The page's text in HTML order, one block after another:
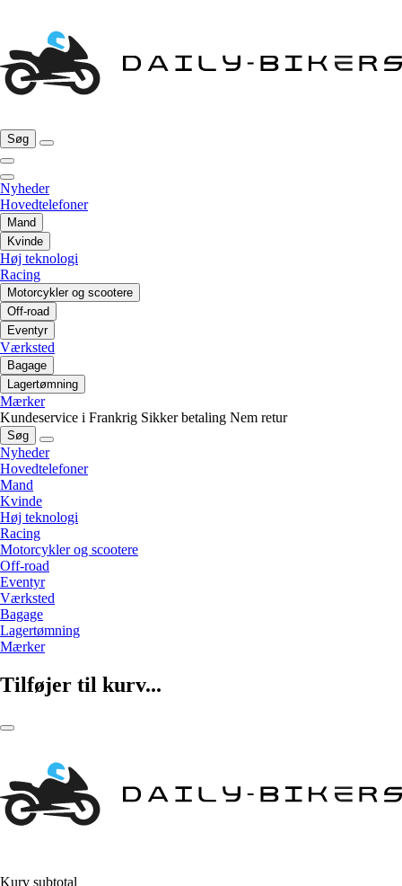
Søg
Nyheder
Hovedtelefoner
Mand
Kvinde
Høj teknologi
Racing
Motorcykler og scootere
Off-road
Eventyr
Værksted
Bagage
Lagertømning
Mærker
Kundeservice i Frankrig Sikker betaling Nem retur
Søg
Nyheder
Hovedtelefoner
Mand
Kvinde
Høj teknologi
Racing
Motorcykler og scootere
Off-road
Eventyr
Værksted
Bagage
Lagertømning
Mærker
Tilføjer til kurv...
Kurv subtotal